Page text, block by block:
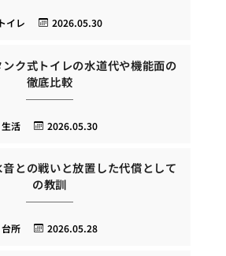
2026.05.30
トイレ
ク式トイレの水道代や機能面の
徹底比較
2026.05.30
生活
との戦いと放置した代償として
の教訓
2026.05.28
台所